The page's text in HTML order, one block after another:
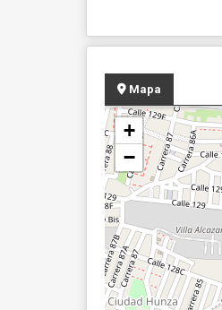
Mapa
+
−